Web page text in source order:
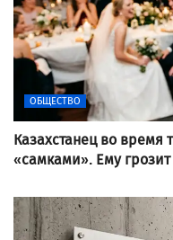
ОБЩЕСТВО
Казахстанец во время
«самками». Ему